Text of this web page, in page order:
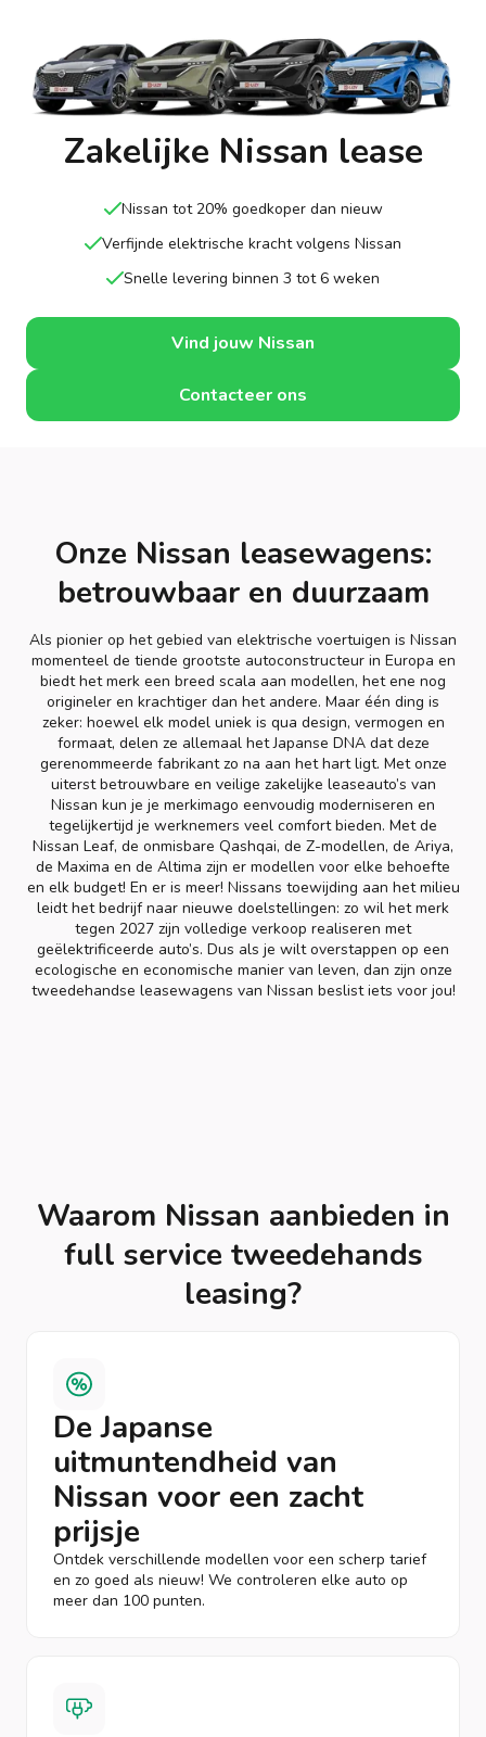
Zakelijke Nissan lease
Nissan tot 20% goedkoper dan nieuw
Verfijnde elektrische kracht volgens Nissan
Snelle levering binnen 3 tot 6 weken
Vind jouw Nissan
Contacteer ons
Onze Nissan leasewagens:
betrouwbaar en duurzaam
Als pionier op het gebied van elektrische voertuigen is Nissan
momenteel de tiende grootste autoconstructeur in Europa en
biedt het merk een breed scala aan modellen, het ene nog
origineler en krachtiger dan het andere. Maar één ding is
zeker: hoewel elk model uniek is qua design, vermogen en
formaat, delen ze allemaal het Japanse DNA dat deze
gerenommeerde fabrikant zo na aan het hart ligt. Met onze
uiterst betrouwbare en veilige zakelijke leaseauto’s van
Nissan kun je je merkimago eenvoudig moderniseren en
tegelijkertijd je werknemers veel comfort bieden. Met de
Nissan Leaf, de onmisbare Qashqai, de Z-modellen, de Ariya,
de Maxima en de Altima zijn er modellen voor elke behoefte
en elk budget! En er is meer! Nissans toewijding aan het milieu
leidt het bedrijf naar nieuwe doelstellingen: zo wil het merk
tegen 2027 zijn volledige verkoop realiseren met
geëlektrificeerde auto’s. Dus als je wilt overstappen op een
ecologische en economische manier van leven, dan zijn onze
tweedehandse leasewagens van Nissan beslist iets voor jou!
Waarom Nissan aanbieden in
full service tweedehands
leasing?
De Japanse
uitmuntendheid van
Nissan voor een zacht
prijsje
Ontdek verschillende modellen voor een scherp tarief
en zo goed als nieuw! We controleren elke auto op
meer dan 100 punten.